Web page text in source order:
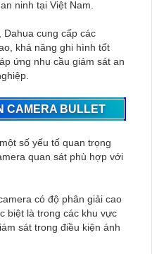
ninh tại Việt Nam.
Dahua cung cấp các
khả năng ghi hình tốt
ứng nhu cầu giám sát an
CAMERA BULLET
số yếu tố quan trọng
quan sát phù hợp với
có độ phân giải cao
biệt là trong các khu vực
sát trong điều kiện ánh